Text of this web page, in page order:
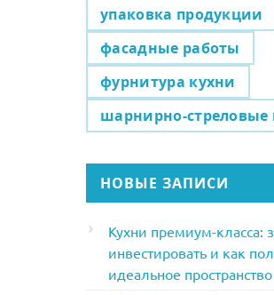
упаковка продукции
фасадные работы
фурнитура кухни
шарнирно-
НОВЫЕ ЗАПИСИ
Кухни премиум-класса:
инвестировать и как
идеальное пространство